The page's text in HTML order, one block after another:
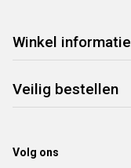
Winkel informatie
Veilig bestellen
Volg ons